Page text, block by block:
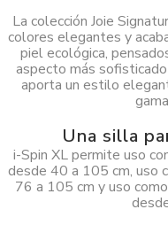
La colección Joie
colores elegantes y
piel ecológica,
aspecto más
aporta un estilo
Una silla
i-Spin XL permite uso
desde 40 a 105 cm, uso
76 a 105 cm y uso